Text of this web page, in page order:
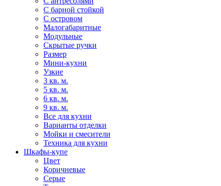
С барной стойкой
С островом
Малогабаритные
Модульные
Скрытые ручки
Размер
Мини-кухни
Узкие
3 кв. м.
5 кв. м.
6 кв. м.
9 кв. м.
Все для кухни
Варианты отделки
Мойки и смесители
Техника для кухни
Шкафы-купе
Цвет
Коричневые
Серые